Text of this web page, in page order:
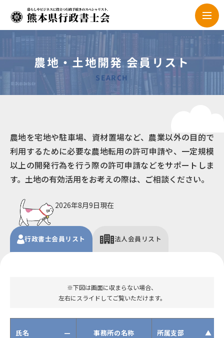
農地・土地開発 会員リスト
SEARCH
農地を宅地や駐車場、資材置場など、農業以外の目的で
利用するために必要な農地転用の許可申請や、一定規模
以上の開発行為を行う際の許可申請などをサポートしま
す。土地の有効活用をお考えの際は、ご相談ください。
2026年8月9日現在
行政書士会員リスト 法人会員リスト
※下図は画面に収まらない場合、
左右にスライドしてご覧いただけます。
氏名 — 事務所の名称 所属支部 ▲